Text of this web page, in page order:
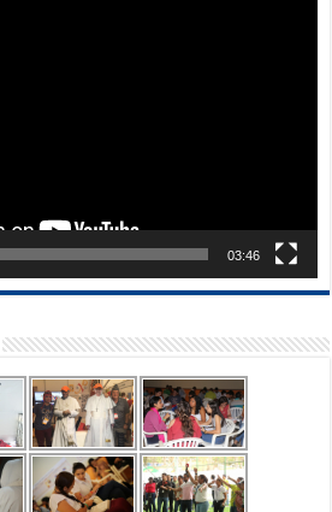
03:46